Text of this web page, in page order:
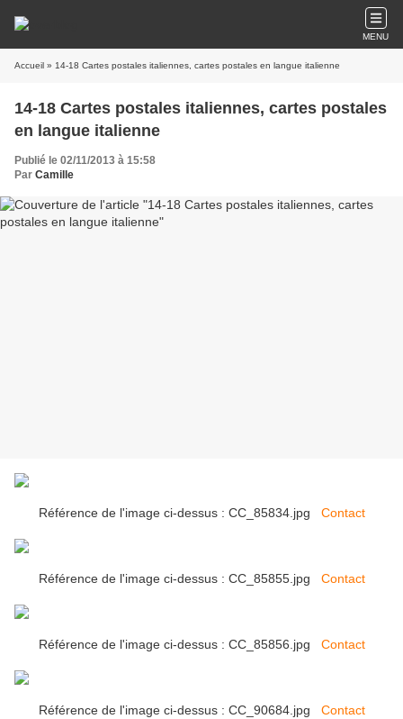
MENU
Accueil » 14-18 Cartes postales italiennes, cartes postales en langue italienne
14-18 Cartes postales italiennes, cartes postales
en langue italienne
Publié le 02/11/2013 à 15:58
Par Camille
Référence de l'image ci-dessus : CC_85834.jpg Contact
Référence de l'image ci-dessus : CC_85855.jpg Contact
Référence de l'image ci-dessus : CC_85856.jpg Contact
Référence de l'image ci-dessus : CC_90684.jpg Contact